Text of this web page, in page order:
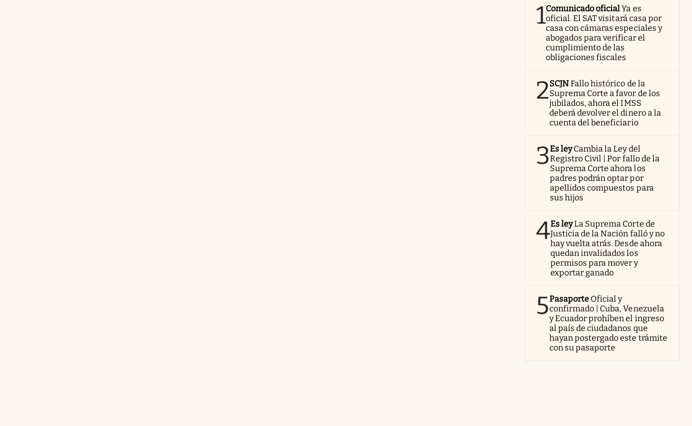
1Comunicado oficialYa es
oficial. El SAT visitará casa por
casa con cámaras especiales y
abogados para verificar el
cumplimiento de las
obligaciones fiscales
2SCJNFallo histórico de la
Suprema Corte a favor de los
jubilados, ahora el IMSS
deberá devolver el dinero a la
cuenta del beneficiario
3Es ley Cambia la Ley del
Registro Civil | Por fallo de la
Suprema Corte ahora los
padres podrán optar por
apellidos compuestos para
sus hijos
4Es leyLa Suprema Corte de
Justicia de la Nación falló y no
hay vuelta atrás. Desde ahora
quedan invalidados los
permisos para mover y
exportar ganado
5Pasaporte Oficial y
confirmado | Cuba, Venezuela
y Ecuador prohíben el ingreso
al país de ciudadanos que
hayan postergado este trámite
con su pasaporte